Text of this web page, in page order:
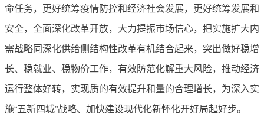
命任务，更好统筹疫情防控和经济社会发展，更好统筹发展和
安全，全面深化改革开放，大力提振市场信心，把实施扩大内
需战略同深化供给侧结构性改革有机结合起来，突出做好稳增
长、稳就业、稳物价工作，有效防范化解重大风险，推动经济
运行整体好转，实现质的有效提升和量的合理增长，为深入实
施“五新四城”战略、加快建设现代化新怀化开好局起好步。